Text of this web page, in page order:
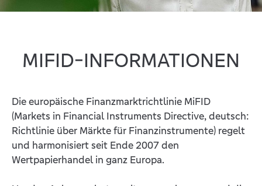
MIFID-INFORMATIONEN
Die europäische Finanzmarktrichtlinie MiFID
(Markets in Financial Instruments Directive, deutsch:
Richtlinie über Märkte für Finanzinstrumente) regelt
und harmonisiert seit Ende 2007 den
Wertpapierhandel in ganz Europa.